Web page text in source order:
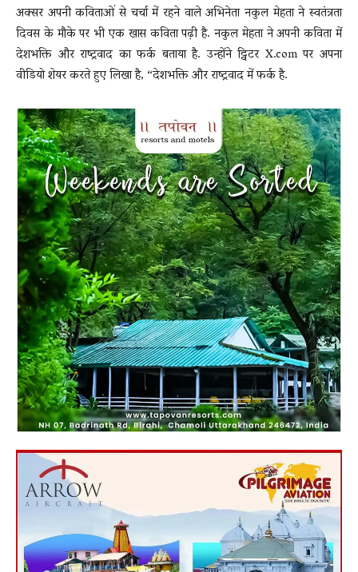
अक्सर अपनी कविताओं से चर्चा में रहने वाले अभिनेता नकुल मेहता ने स्वतंत्रता
दिवस के मौके पर भी एक खास कविता पढ़ी है. नकुल मेहता ने अपनी कविता में
देशभक्ति और राष्ट्रवाद का फर्क बताया है. उन्होंने ट्विटर X.com पर अपना
वीडियो शेयर करते हुए लिखा है, “देशभक्ति और राष्ट्रवाद में फर्क है.